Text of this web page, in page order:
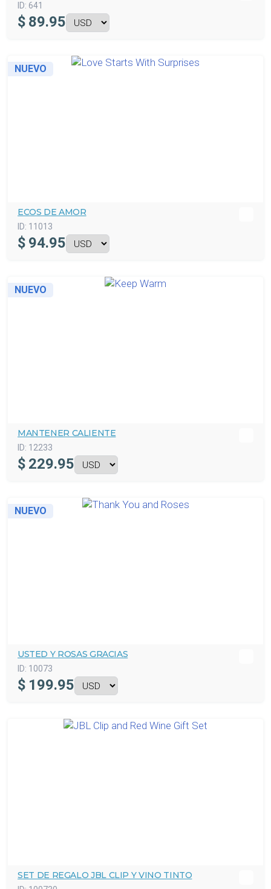
ID: 641
$ 89.95
NUEVO
ECOS DE AMOR
ID: 11013
$ 94.95
NUEVO
MANTENER CALIENTE
ID: 12233
$ 229.95
NUEVO
USTED Y ROSAS GRACIAS
ID: 10073
$ 199.95
SET DE REGALO JBL CLIP Y VINO TINTO